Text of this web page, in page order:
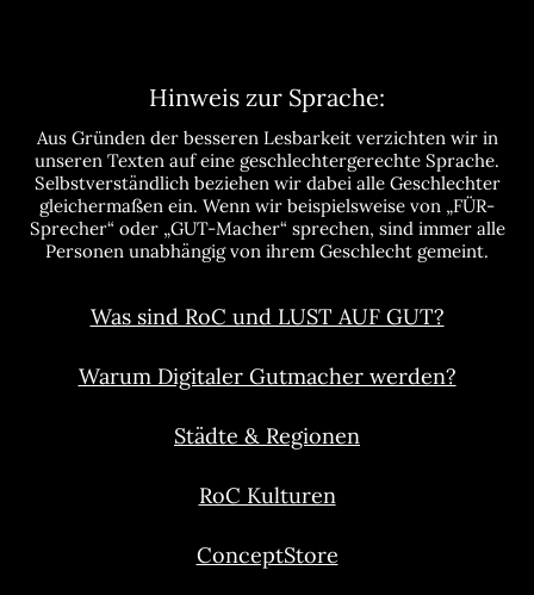
Hinweis zur Sprache:
Aus Gründen der besseren Lesbarkeit verzichten wir in
unseren Texten auf eine geschlechtergerechte Sprache.
Selbstverständlich beziehen wir dabei alle Geschlechter
gleichermaßen ein. Wenn wir beispielsweise von „FÜR-
Sprecher“ oder „GUT-Macher“ sprechen, sind immer alle
Personen unabhängig von ihrem Geschlecht gemeint.
Was sind RoC und LUST AUF GUT?
Warum Digitaler Gutmacher werden?
Städte & Regionen
RoC Kulturen
ConceptStore